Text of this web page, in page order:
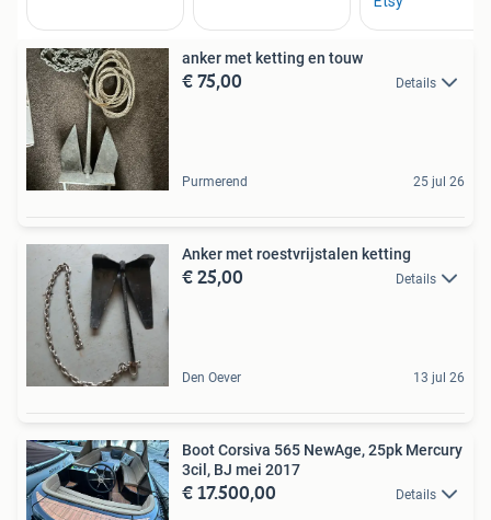
anker met ketting en touw
€ 75,00 Details
Purmerend 25 jul 26
Anker met roestvrijstalen ketting
€ 25,00 Details
Den Oever 13 jul 26
Boot Corsiva 565 NewAge, 25pk Mercury
3cil, BJ mei 2017
€ 17.500,00 Details